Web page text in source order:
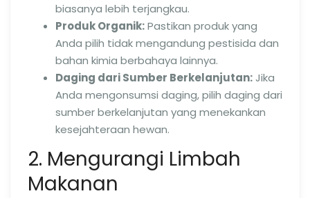
biasanya lebih terjangkau.
Produk Organik:Pastikan produk yang
Anda pilih tidak mengandung pestisida dan
bahan kimia berbahaya lainnya.
Daging dari Sumber Berkelanjutan:Jika
Anda mengonsumsi daging, pilih daging dari
sumber berkelanjutan yang menekankan
kesejahteraan hewan.
2. Mengurangi Limbah
Makanan